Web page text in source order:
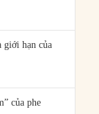
giới hạn của
của phe